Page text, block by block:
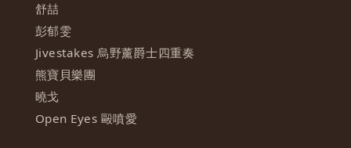
舒喆
彭郁雯
Jivestakes 烏野薰爵士四重奏
熊寶貝樂團
曉戈
Open Eyes 毆噴愛